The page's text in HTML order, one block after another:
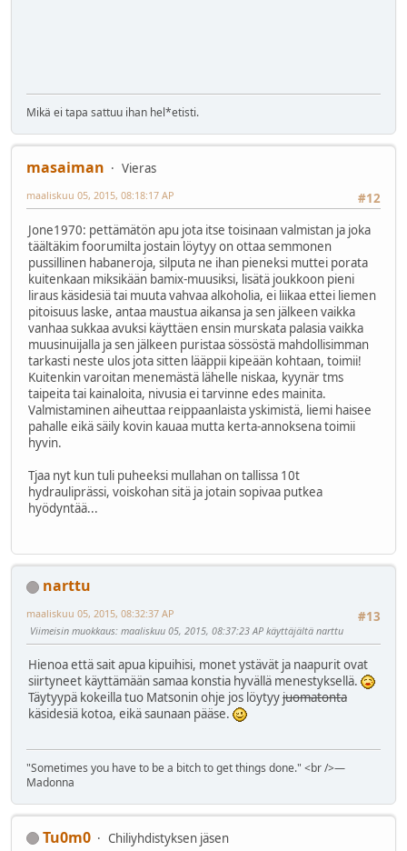
Mikä ei tapa sattuu ihan hel*etisti.
masaiman
Vieras
#12
maaliskuu 05, 2015, 08:18:17 AP
Jone1970: pettämätön apu jota itse toisinaan valmistan ja joka
täältäkim foorumilta jostain löytyy on ottaa semmonen
pussillinen habaneroja, silputa ne ihan pieneksi muttei porata
kuitenkaan miksikään bamix-muusiksi, lisätä joukkoon pieni
liraus käsidesiä tai muuta vahvaa alkoholia, ei liikaa ettei liemen
pitoisuus laske, antaa maustua aikansa ja sen jälkeen vaikka
vanhaa sukkaa avuksi käyttäen ensin murskata palasia vaikka
muusinuijalla ja sen jälkeen puristaa sössöstä mahdollisimman
tarkasti neste ulos jota sitten lääppii kipeään kohtaan, toimii!
Kuitenkin varoitan menemästä lähelle niskaa, kyynär tms
taipeita tai kainaloita, nivusia ei tarvinne edes mainita.
Valmistaminen aiheuttaa reippaanlaista yskimistä, liemi haisee
pahalle eikä säily kovin kauaa mutta kerta-annoksena toimii
hyvin.
Tjaa nyt kun tuli puheeksi mullahan on tallissa 10t
hydrauliprässi, voiskohan sitä ja jotain sopivaa putkea
hyödyntää...
narttu
#13
maaliskuu 05, 2015, 08:32:37 AP
Viimeisin muokkaus: maaliskuu 05, 2015, 08:37:23 AP käyttäjältä narttu
Hienoa että sait apua kipuihisi, monet ystävät ja naapurit ovat
siirtyneet käyttämään samaa konstia hyvällä menestyksellä.
Täytyypä kokeilla tuo Matsonin ohje jos löytyyjuomatonta
käsidesiä kotoa, eikä saunaan pääse.
"Sometimes you have to be a bitch to get things done." <br />―
Madonna
Tu0m0
Chiliyhdistyksen jäsen